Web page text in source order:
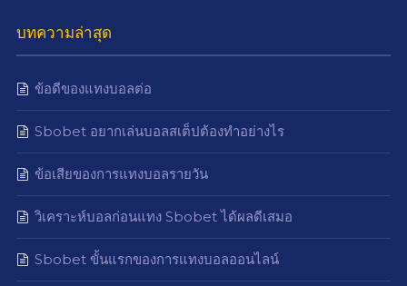
บทความล่าสุด
ข้อดีของแทงบอลต่อ
Sbobet อยากเล่นบอลสเต็ปต้องทำอย่างไร
ข้อเสียของการแทงบอลรายวัน
วิเคราะห์บอลก่อนแทง Sbobet ได้ผลดีเสมอ
Sbobet ขั้นแรกของการแทงบอลออนไลน์